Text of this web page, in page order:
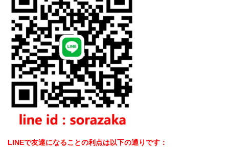
LINEで友達になることの利点は以下の通りです：